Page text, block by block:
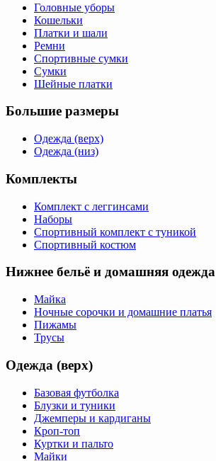
Головные уборы
Кошельки
Платки и шали
Ремни
Спортивные сумки
Сумки
Шейные платки
Большие размеры
Одежда (верх)
Одежда (низ)
Комплекты
Комплект с леггинсами
Наборы
Спортивный комплект с туникой
Спортивный костюм
Нижнее бельё и домашняя одежда
Майка
Ночные сорочки и домашние платья
Пижамы
Трусы
Одежда (верх)
Базовая футболка
Блузки и туники
Джемперы и кардиганы
Кроп-топ
Куртки и пальто
Майки